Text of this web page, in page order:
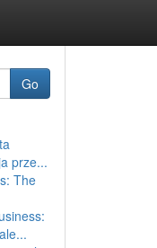
Go
prze...
The